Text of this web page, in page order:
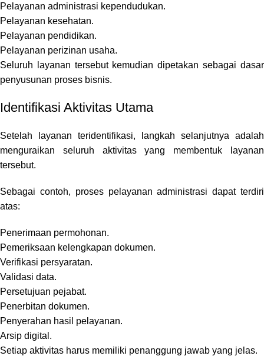
Pelayanan administrasi kependudukan.
Pelayanan kesehatan.
Pelayanan pendidikan.
Pelayanan perizinan usaha.
Seluruh layanan tersebut kemudian dipetakan sebagai dasar
penyusunan proses bisnis.
Identifikasi Aktivitas Utama
Setelah layanan teridentifikasi, langkah selanjutnya adalah
menguraikan seluruh aktivitas yang membentuk layanan
tersebut.
Sebagai contoh, proses pelayanan administrasi dapat terdiri
atas:
Penerimaan permohonan.
Pemeriksaan kelengkapan dokumen.
Verifikasi persyaratan.
Validasi data.
Persetujuan pejabat.
Penerbitan dokumen.
Penyerahan hasil pelayanan.
Arsip digital.
Setiap aktivitas harus memiliki penanggung jawab yang jelas.